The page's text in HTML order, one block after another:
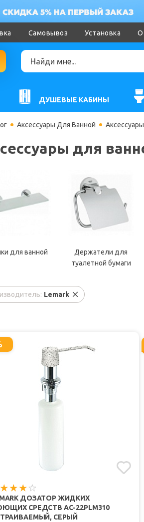
Самовывоз Установка О
ДУШЕВЫЕ КАБИНЫ
Аксессуары Для Ванной
для
для ванной
Держатели для
туалетной бумаги
Lemark
ДОЗАТОР ЖИДКИХ
СРЕДСТВ AC-22PLM310
СЕРЫЙ